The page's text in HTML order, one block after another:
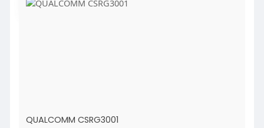
QUALCOMM CSRG3001